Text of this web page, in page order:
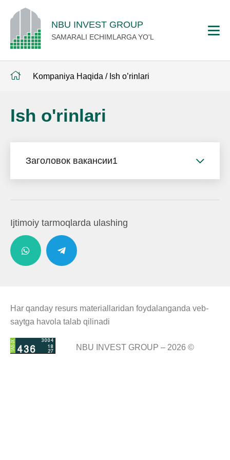
NBU INVEST GROUP
SAMARALI ECHIMLARGA YO'L
Kompaniya Haqida / Ish o’rinlari
Ish o'rinlari
Заголовок вакансии1
Ijtimoiy tarmoqlarda ulashing
Har qanday resurs materiallaridan foydalanganda veb-
saytga havola talab qilinadi
NBU INVEST GROUP – 2026 ©